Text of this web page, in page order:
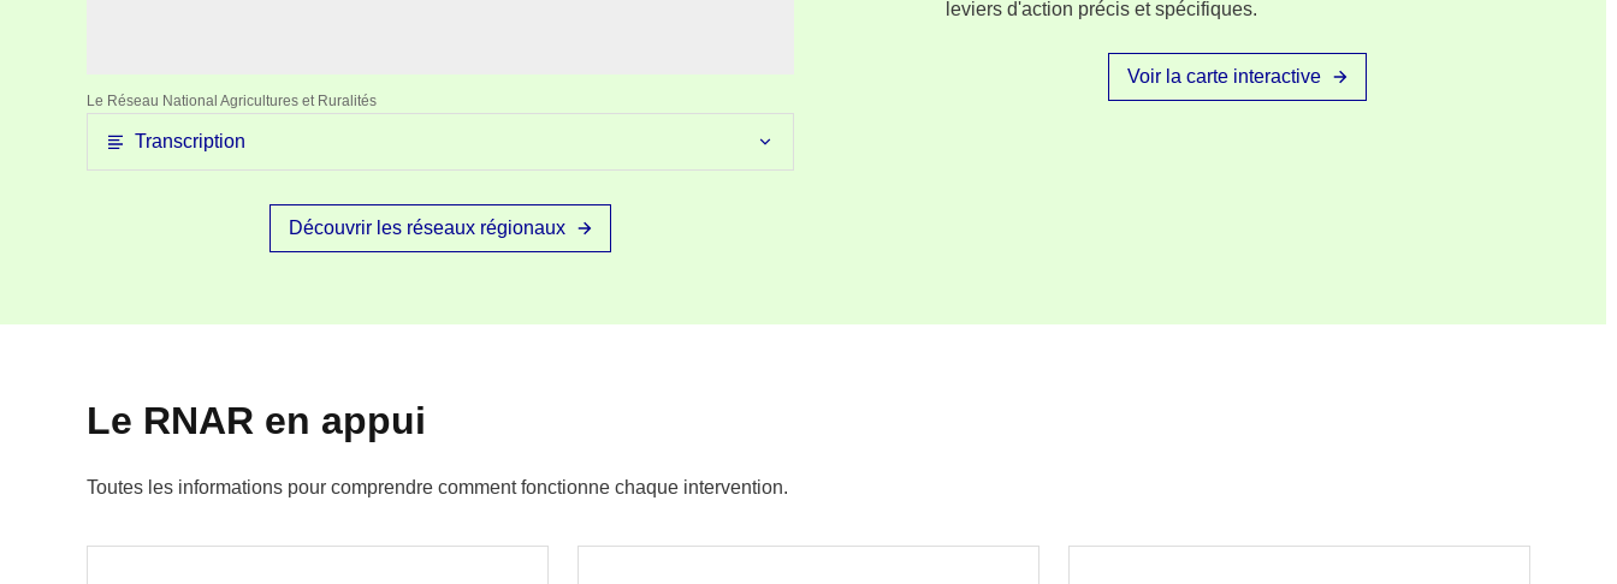
Le Réseau National Agricultures et Ruralités
Transcription
Découvrir les réseaux régionaux
leviers d'action précis et spécifiques.
Voir la carte interactive
Le RNAR en appui
Toutes les informations pour comprendre comment fonctionne chaque intervention.